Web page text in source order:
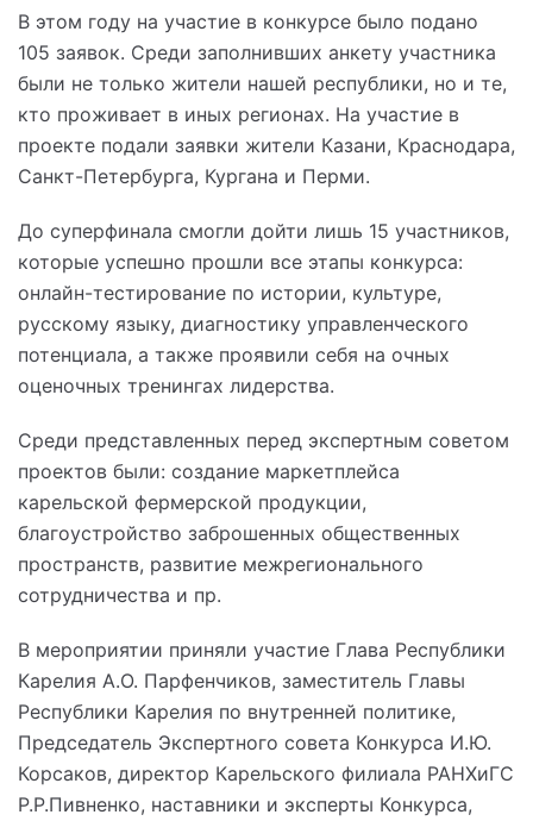
В этом году на участие в конкурсе было подано
105 заявок. Среди заполнивших анкету участника
были не только жители нашей республики, но и те,
кто проживает в иных регионах. На участие в
проекте подали заявки жители Казани, Краснодара,
Санкт-Петербурга, Кургана и Перми.
До суперфинала смогли дойти лишь 15 участников,
которые успешно прошли все этапы конкурса:
онлайн-тестирование по истории, культуре,
русскому языку, диагностику управленческого
потенциала, а также проявили себя на очных
оценочных тренингах лидерства.
Среди представленных перед экспертным советом
проектов были: создание маркетплейса
карельской фермерской продукции,
благоустройство заброшенных общественных
пространств, развитие межрегионального
сотрудничества и пр.
В мероприятии приняли участие Глава Республики
Карелия А.О. Парфенчиков, заместитель Главы
Республики Карелия по внутренней политике,
Председатель Экспертного совета Конкурса И.Ю.
Корсаков, директор Карельского филиала РАНХиГС
Р.Р.Пивненко, наставники и эксперты Конкурса,